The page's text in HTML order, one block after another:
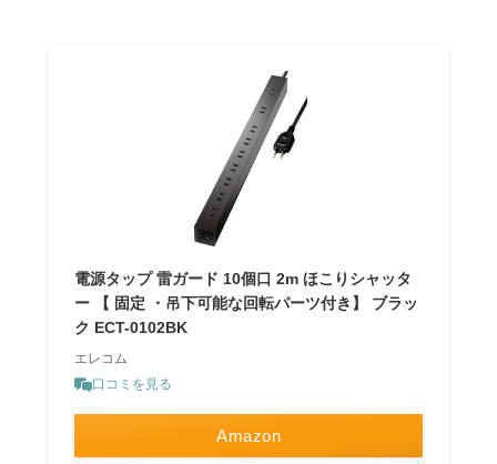
電源タップ 雷ガード 10個口 2m ほこりシャッタ
ー 【 固定 ・吊下可能な回転パーツ付き】 ブラッ
ク ECT-0102BK
エレコム
口コミを見る
Amazon